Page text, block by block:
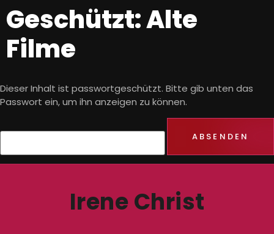
Geschützt: Alte
Filme
Dieser Inhalt ist passwortgeschützt. Bitte gib unten das
Passwort ein, um ihn anzeigen zu können.
Irene Christ